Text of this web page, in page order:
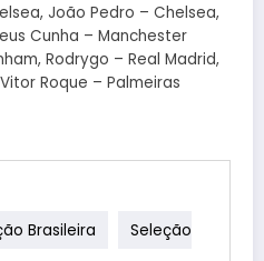
João Pedro – Chelsea,
Cunha – Manchester
Rodrygo – Real Madrid,
Roque – Palmeiras
Brasileira Seleção